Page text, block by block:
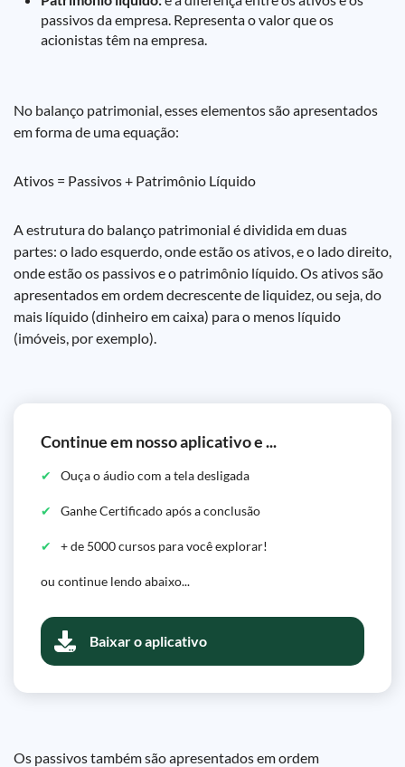
passivos da empresa. Representa o valor que os
acionistas têm na empresa.
No balanço patrimonial, esses elementos são apresentados
em forma de uma equação:
Ativos = Passivos + Patrimônio Líquido
A estrutura do balanço patrimonial é dividida em duas
partes: o lado esquerdo, onde estão os ativos, e o lado direito,
onde estão os passivos e o patrimônio líquido. Os ativos são
apresentados em ordem decrescente de liquidez, ou seja, do
mais líquido (dinheiro em caixa) para o menos líquido
(imóveis, por exemplo).
Continue em nosso aplicativo e ...
Ouça o áudio com a tela desligada
Ganhe Certificado após a conclusão
+ de 5000 cursos para você explorar!
ou continue lendo abaixo...
Baixar o aplicativo
Os passivos também são apresentados em ordem